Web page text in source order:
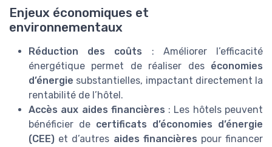
Enjeux économiques et
environnementaux
Réduction des coûts : Améliorer l’efficacité
énergétique permet de réaliser des économies
d’énergie substantielles, impactant directement la
rentabilité de l’hôtel.
Accès aux aides financières : Les hôtels peuvent
bénéficier de certificats d’économies d’énergie
(CEE) et d’autres aides financières pour financer